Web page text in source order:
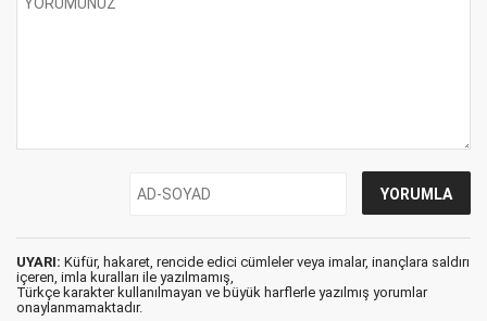
UYARI: Küfür, hakaret, rencide edici cümleler veya imalar, inançlara saldırı
içeren, imla kuralları ile yazılmamış,
Türkçe karakter kullanılmayan ve büyük harflerle yazılmış yorumlar
onaylanmamaktadır.